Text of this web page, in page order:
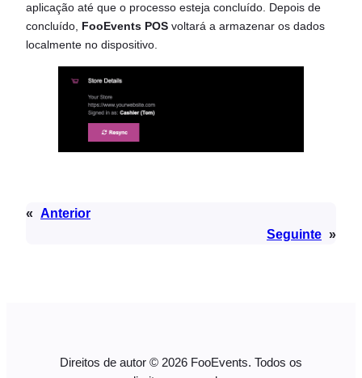
aplicação até que o processo esteja concluído. Depois de
concluído, FooEvents POS voltará a armazenar os dados
localmente no dispositivo.
« Anterior
Seguinte »
Direitos de autor © 2026 FooEvents. Todos os